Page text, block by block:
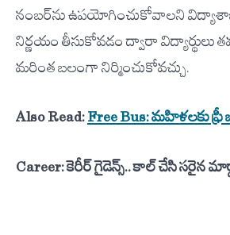
నంబర్‌ను ఉపయోగించుకోవాలని
నిర్ణయం తీసుకోవడం ద్వారా విద్యార్థులు
మరింత బలంగా నిర్మించుకోవచ్చు.
Also Read:Free Bus: మహిళలకు ఫ్రీ
Career: కెరీర్ గైడెన్స్.. కాల్ చేసి సరైన